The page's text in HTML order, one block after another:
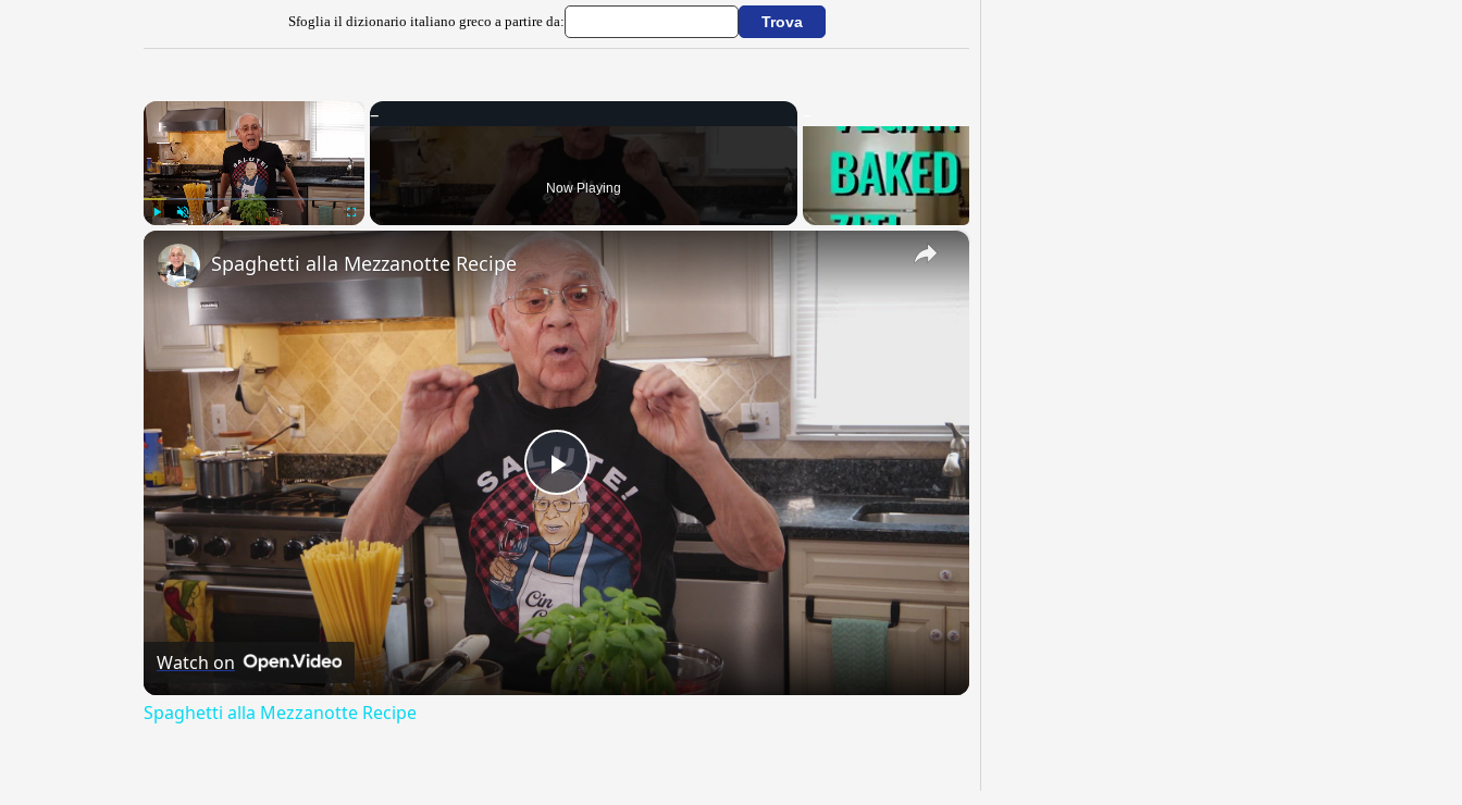
Sfoglia il dizionario italiano greco a partire da:
Fullscreen
Now Playing
×
Play
Video
Spaghetti alla Mezzanotte Recipe
Watch on
Spaghetti alla Mezzanotte Recipe